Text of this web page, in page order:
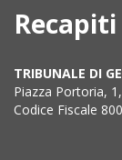
TRIBUNALE DI
Piazza Portoria,
Codice Fiscale